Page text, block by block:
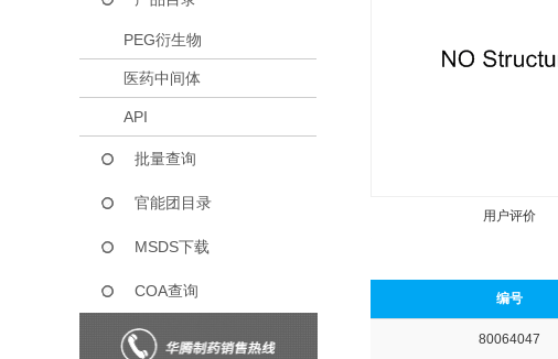
PEG衍生物
医药中间体
API
批量查询
官能团目录
MSDS下载
COA查询
用户评价
编号
80064047